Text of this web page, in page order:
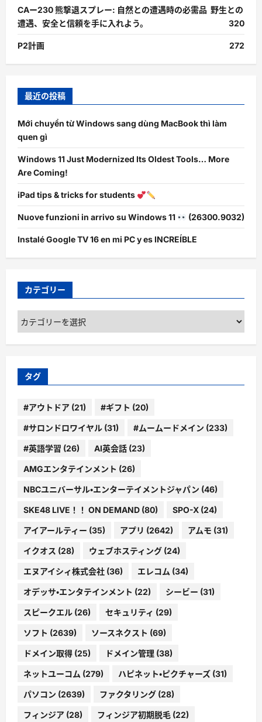
CAー230 熊撃退スプレー: 自然との遭遇時の必需品 野生との
遭遇、安全と信頼を手に入れよう。
320
P2計画 272
最近の投稿
Mới chuyển từ Windows sang dùng MacBook thì làm
quen gì
Windows 11 Just Modernized Its Oldest Tools… More
Are Coming!
iPad tips & tricks for students
Nuove funzioni in arrivo su Windows 11 (26300.9032)
Instalé Google TV 16 en mi PC y es INCREÍBLE
カテゴリー
カ
テ
ゴ
ー
タグ
#アウトドア (21) #ギフト (20)
#サロンドロワイヤル (31) #ムームードメイン (233)
#英語学習 (26) AI英会話 (23)
AMGエンタテインメント (26)
NBCユニバーサル・エンターテイメントジャパン (46)
SKE48 LIVE！！ ON DEMAND (80) SPO-X (24)
アイアールティー (35) アプリ (2642) アムモ (31)
イクオス (28) ウェブホスティング (24)
エヌアイシィ株式会社 (36) エレコム (34)
オデッサ・エンタテインメント (22) シービー (31)
スピークエル (26) セキュリティ (29)
ソフト (2639) ソースネクスト (69)
ドメイン取得 (25) ドメイン管理 (38)
ネットユーコム (279) ハピネット・ピクチャーズ (31)
パソコン (2639) ファクタリング (28)
フィンジア (28) フィンジア初期脱毛 (22)